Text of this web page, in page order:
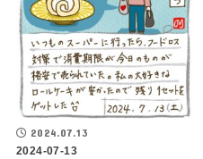
2024.07.13
2024-07-13